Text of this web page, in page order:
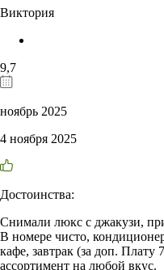
Виктория
9,7
ноябрь 2025
4 ноября 2025
Достоинства:
Снимали люкс с джакузи,
В номере чисто,
кафе, завтрак (за доп. Плату
ассортимент на любой вкус.